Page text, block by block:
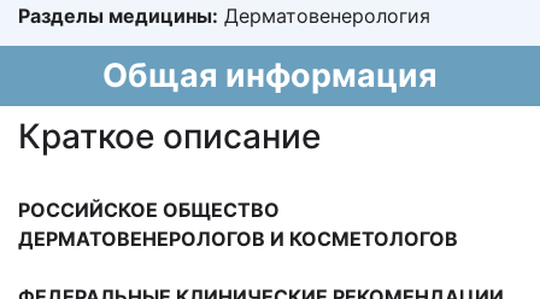
Разделы медицины: Дерматовенерология
Общая информация
Краткое описание
РОССИЙСКОЕ ОБЩЕСТВО
ДЕРМАТОВЕНЕРОЛОГОВ И КОСМЕТОЛОГОВ